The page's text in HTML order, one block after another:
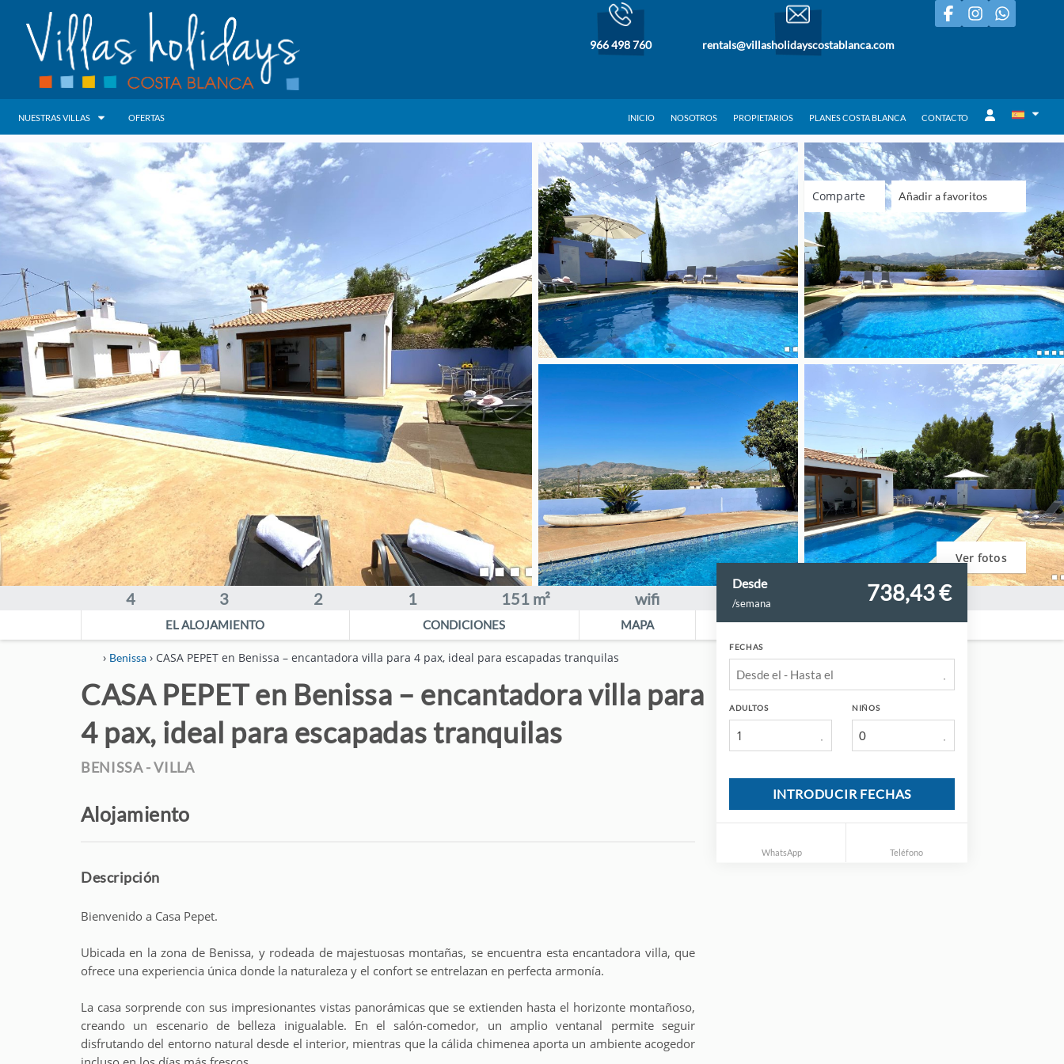
966 498 760 rentals@villasholidayscostablanca.com
NUESTRAS VILLAS OFERTAS INICIO NOSOTROS PROPIETARIOS PLANES COSTA BLANCA CONTACTO
NOSOTROS
PROPIETARIOS
NUESTRAS VILLAS
ALQUILER VILLAS BENISSA
ALQUILER VILLAS MORAIRA
ALQUILER VILLAS CALPE
OFERTAS
LARGA ESTANCIA
PLANES COSTA BLANCA
CONTACTO
ACCESO CLIENTES
ESPAÑOL
ENGLISH
DEUTSCH
FRANÇAIS
NEDERLANDS
Ver fotos
Añadir a favoritos
Comparte
4 3 2 1 151 m² wifi
EL ALOJAMIENTO CONDICIONES MAPA
› Benissa › CASA PEPET en Benissa – encantadora villa para 4 pax, ideal para escapadas tranquilas
CASA PEPET en Benissa – encantadora villa para
4 pax, ideal para escapadas tranquilas
BENISSA -VILLA
Desde
/semana 738,43 €
FECHAS
ADULTOS
1
NIÑOS
INTRODUCIR FECHAS
WhatsApp Teléfono
Alojamiento
Descripción
Bienvenido a Casa Pepet.
Ubicada en la zona de Benissa, y rodeada de majestuosas montañas, se encuentra esta encantadora villa, que
ofrece una experiencia única donde la naturaleza y el confort se entrelazan en perfecta armonía.
La casa sorprende con sus impresionantes vistas panorámicas que se extienden hasta el horizonte montañoso,
creando un escenario de belleza inigualable. En el salón-comedor, un amplio ventanal permite seguir
disfrutando del entorno natural desde el interior, mientras que la cálida chimenea aporta un ambiente acogedor